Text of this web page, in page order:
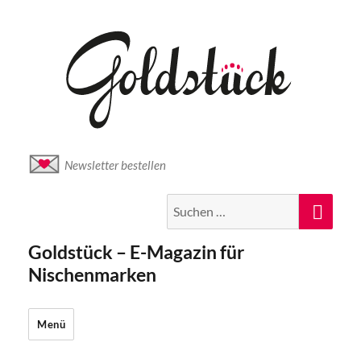
Newsletter bestellen
nach:
Goldstück – E-Magazin für
Nischenmarken
Menü